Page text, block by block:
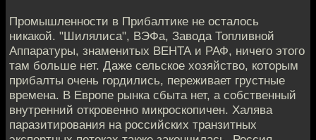
Промышленности в Прибалтике не осталось
никакой. "Шилялиса", ВЭФа, Завода Топливной
Аппаратуры, знаменитых ВЕНТА и РАФ, ничего этого
там больше нет. Даже сельское хозяйство, которым
прибалты очень гордились, переживает грустные
времена. В Европе рынка сбыта нет, а собственный
внутренний откровенно микроскопичен. Халява
паразитирования на российских транзитных